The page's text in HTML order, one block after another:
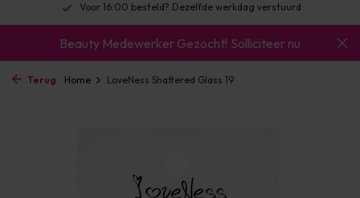
Voor 16:00 besteld? Dezelfde werkdag verstuurd
Beauty Medewerker Gezocht! Solliciteer nu
Terug Home LoveNess Shattered Glass 19